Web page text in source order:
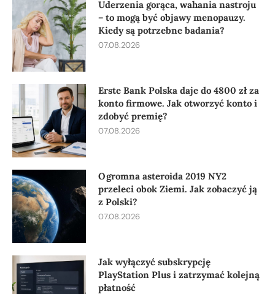
Uderzenia gorąca, wahania nastroju
– to mogą być objawy menopauzy.
Kiedy są potrzebne badania?
07.08.2026
Erste Bank Polska daje do 4800 zł za
konto firmowe. Jak otworzyć konto i
zdobyć premię?
07.08.2026
Ogromna asteroida 2019 NY2
przeleci obok Ziemi. Jak zobaczyć ją
z Polski?
07.08.2026
Jak wyłączyć subskrypcję
PlayStation Plus i zatrzymać kolejną
płatność